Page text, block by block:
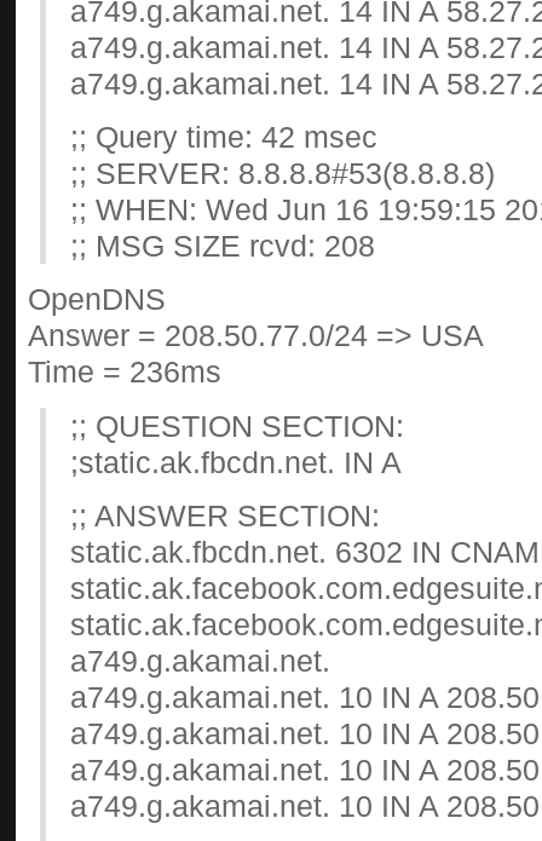
a749.g.akamai.net. 14 IN A
a749.g.akamai.net. 14 IN A
a749.g.akamai.net. 14 IN A
;; Query time: 42 msec
;; SERVER: 8.8.8.8#53(8.8.8.8)
;; WHEN: Wed Jun 16 19:59:15
;; MSG SIZE rcvd: 208
OpenDNS
Answer = 208.50.77.0/24 => USA
Time = 236ms
;; QUESTION SECTION:
;static.ak.fbcdn.net. IN A
;; ANSWER SECTION:
static.ak.fbcdn.net. 6302 IN
a749.g.akamai.net.
a749.g.akamai.net. 10 IN A
a749.g.akamai.net. 10 IN A
a749.g.akamai.net. 10 IN A
a749.g.akamai.net. 10 IN A